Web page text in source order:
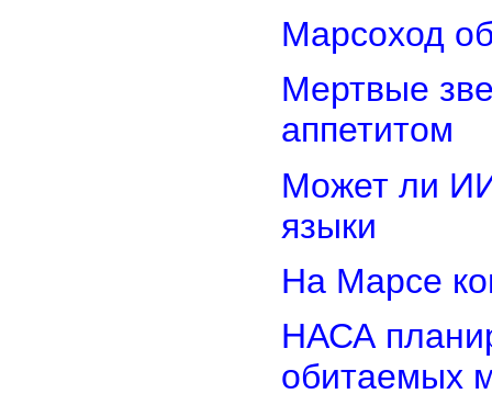
Марсоход
Мертвые
аппетитом
Может ли
языки
На Марсе
НАСА
обитаемых